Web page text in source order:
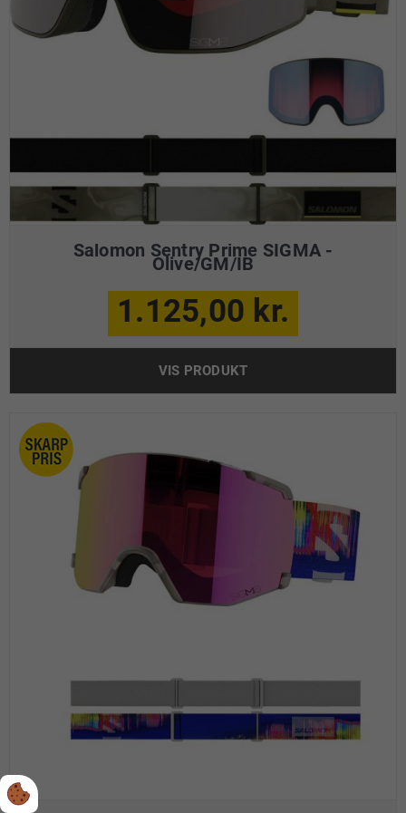
Salomon Sentry Prime SIGMA -
Olive/GM/IB
1.125,00 kr.
VIS PRODUKT